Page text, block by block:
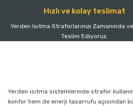
Hızlı ve kolay teslimat
Yerden Isıtma Straforlarınızı Zamanında
Teslim Ediyoruz.
Yerden ısıtma sistemlerinde strafor
konfor hem de enerji tasarrufu açısından